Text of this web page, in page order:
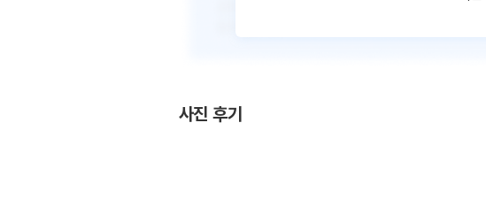
사진 후기